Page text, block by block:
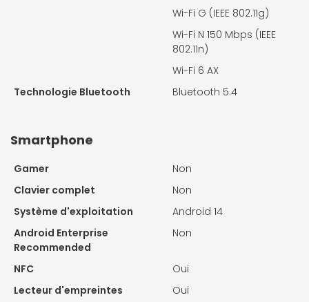
Wi-Fi G (IEEE 802.11g)
Wi-Fi N 150 Mbps (IEEE
802.11n)
Wi-Fi 6 AX
Technologie Bluetooth
Bluetooth 5.4
Smartphone
Gamer
Non
Clavier complet
Non
Système d'exploitation
Android 14
Android Enterprise
Recommended
Non
NFC
Oui
Lecteur d'empreintes
Oui